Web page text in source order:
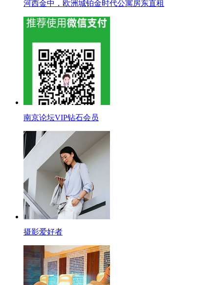
河西金中，欧洲城铂金时代公寓房东直租
南京论坛VIP钻石会员
摄影爱好者